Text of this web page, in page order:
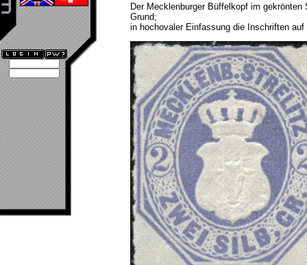
Der Mecklenburger Büffelkopf im
Grund;
in hochovaler Einfassung die Inschriften